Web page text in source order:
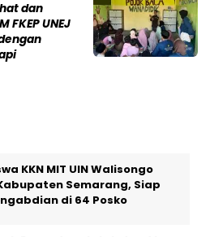
dan
FKEP UNEJ
KKN MIT UIN Walisongo
Semarang, Siap
di 64 Posko